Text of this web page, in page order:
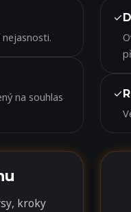
na souhlas
✓
✓
kroky